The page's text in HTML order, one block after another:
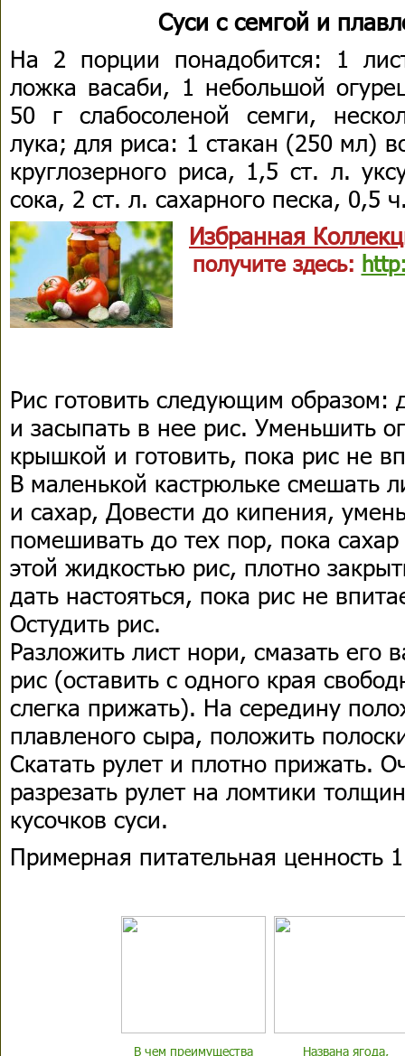
Суси с семгой и
На 2 порции понадобится: 1
ложка васаби, 1 небольшой
50 г слабосоленой семги,
лука; для риса: 1 стакан (250 мл)
круглозерного риса, 1,5 ст. л.
сока, 2 ст. л. сахарного песка, 0,5
Избранная
получите здесь:
Рис готовить следующим образом:
и засыпать в нее рис. Уменьшить
крышкой и готовить, пока рис не
В маленькой кастрюльке смешать
и сахар, Довести до кипения,
помешивать до тех пор, пока
этой жидкостью рис, плотно
дать настояться, пока рис не
Остудить рис.
Разложить лист нори, смазать его
рис (оставить с одного края
слегка прижать). На середину
плавленого сыра, положить
Скатать рулет и плотно прижать.
разрезать рулет на ломтики
кусочков суси.
Примерная питательная ценность
В чем преимущества Названа ягода,